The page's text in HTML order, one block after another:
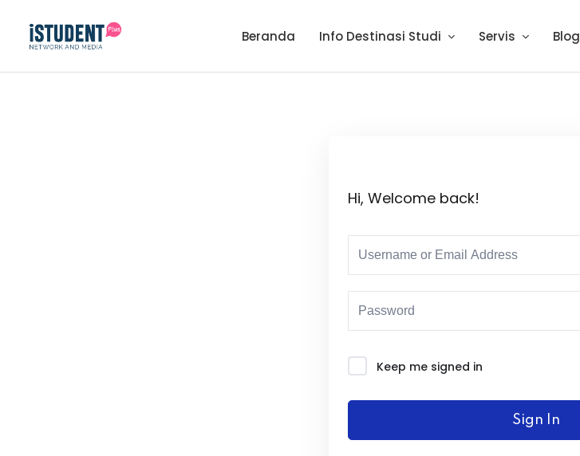
Beranda Info Destinasi Studi Servis Blog
Hi, Welcome back!
Keep me signed in
Sign In